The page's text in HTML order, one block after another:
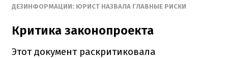
ДЕЗИНФОРМАЦИИ: ЮРИСТ НАЗВАЛА ГЛАВНЫЕ РИСКИ
Критика законопроекта
Этот документ раскритиковала